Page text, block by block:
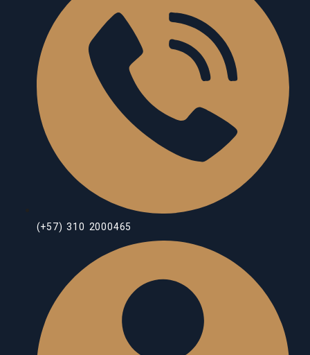
(+57) 310 2000465